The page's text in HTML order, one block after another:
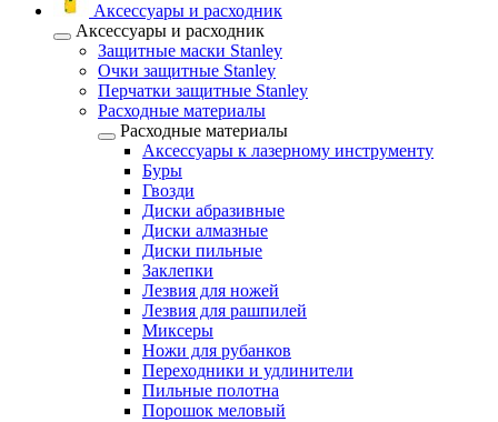
Аксессуары и расходник
Аксессуары и расходник
Защитные маски Stanley
Очки защитные Stanley
Перчатки защитные Stanley
Расходные материалы
Расходные материалы
Аксессуары к лазерному инструменту
Буры
Гвозди
Диски абразивные
Диски алмазные
Диски пильные
Заклепки
Лезвия для ножей
Лезвия для рашпилей
Миксеры
Ножи для рубанков
Переходники и удлинители
Пильные полотна
Порошок меловый